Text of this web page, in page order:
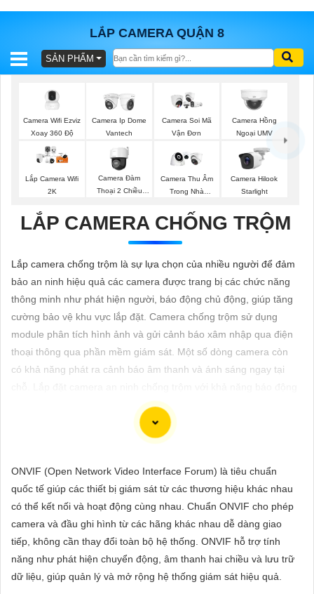
LẮP CAMERA QUẬN 8
BÁO
GÓI
SẢN
TƯ
VẤN
LẮP
ĐẶT
VẤN
VỤ
SẢN PHẨM
Camera Wifi Ezviz
Xoay 360 Độ
Camera Ip Dome
Vantech
Camera Soi Mã
Vận Đơn
Camera Hồng
Ngoại UMV
Lắp Camera Wifi
2K
Camera Đàm
Thoại 2 Chiều
Camera Thu Âm
Trong Nhà
Camera Hilook
Starlight
LẮP CAMERA CHỐNG TRỘM
Lắp camera chống trộm là sự lựa chọn của nhiều người để đảm
bảo an ninh hiệu quả các camera được trang bị các chức năng
thông minh như phát hiện người, báo động chủ động, giúp tăng
cường bảo vệ khu vực lắp đặt. Camera chống trộm sử dụng
module phân tích hình ảnh và gửi cảnh báo xâm nhập qua điện
thoại thông qua phần mềm giám sát. Một số dòng camera còn
có khả năng phát ra cảnh báo âm thanh và ánh sáng ngay tại
nhạy qua điện thoại đang được ưu tiên cho các công trình gia
Chất lượng hình ảnh: Chọn camera có độ phân giải cao
ONVIF (Open Network Video Interface Forum) là tiêu chuẩn
quốc tế giúp các thiết bị giám sát từ các thương hiệu khác nhau
có thể kết nối và hoạt động cùng nhau. Chuẩn ONVIF cho phép
camera và đầu ghi hình từ các hãng khác nhau dễ dàng giao
tiếp, không cần thay đổi toàn bộ hệ thống. ONVIF hỗ trợ tính
năng như phát hiện chuyển động, âm thanh hai chiều và lưu trữ
dữ liệu, giúp quản lý và mở rộng hệ thống giám sát hiệu quả.